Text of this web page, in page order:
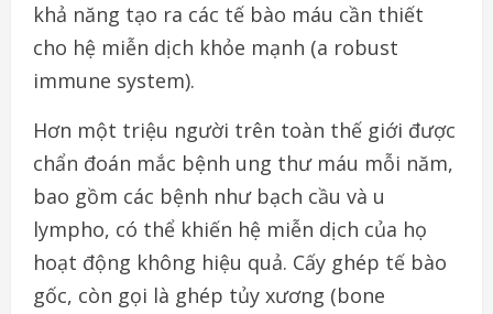
khả năng tạo ra các tế bào máu cần thiết
cho hệ miễn dịch khỏe mạnh (a robust
immune system).
Hơn một triệu người trên toàn thế giới được
chẩn đoán mắc bệnh ung thư máu mỗi năm,
bao gồm các bệnh như bạch cầu và u
lympho, có thể khiến hệ miễn dịch của họ
hoạt động không hiệu quả. Cấy ghép tế bào
gốc, còn gọi là ghép tủy xương (bone